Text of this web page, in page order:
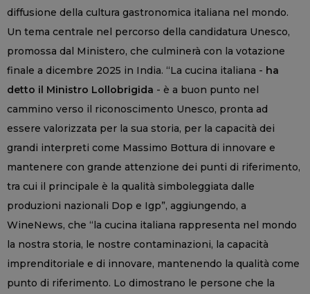
diffusione della cultura gastronomica italiana nel mondo.
Un tema centrale nel percorso della candidatura Unesco,
promossa dal Ministero, che culminerà con la votazione
finale a dicembre 2025 in India. “La cucina italiana - ha
detto il Ministro Lollobrigida - è a buon punto nel
cammino verso il riconoscimento Unesco, pronta ad
essere valorizzata per la sua storia, per la capacità dei
grandi interpreti come Massimo Bottura di innovare e
mantenere con grande attenzione dei punti di riferimento,
tra cui il principale è la qualità simboleggiata dalle
produzioni nazionali Dop e Igp”, aggiungendo, a
WineNews, che “la cucina italiana rappresenta nel mondo
la nostra storia, le nostre contaminazioni, la capacità
imprenditoriale e di innovare, mantenendo la qualità come
punto di riferimento. Lo dimostrano le persone che la